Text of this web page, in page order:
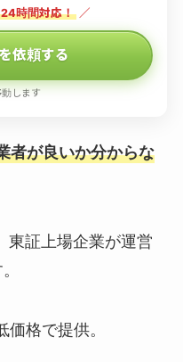
時間対応！ ／
依頼する
します
者が良いか分からな
東証上場企業が運営
価格で提供。